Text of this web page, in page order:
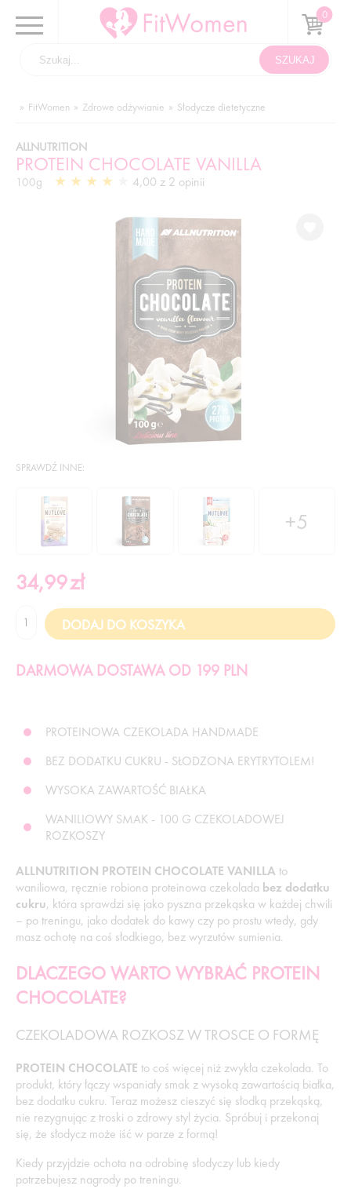
FitWomen Zdrowe odżywianie Słodycze dietetyczne
PROTEIN CHOCOLATE VANILLA
ALLNUTRITION
100g 4,00 z 2 opinii
SPRAWDŹ INNE:
+5
34,99zł
DARMOWA DOSTAWA OD 199 PLN
PROTEINOWA CZEKOLADA HANDMADE
BEZ DODATKU CUKRU - SŁODZONA ERYTRYTOLEM!
WYSOKA ZAWARTOŚĆ BIAŁKA
WANILIOWY SMAK - 100 G CZEKOLADOWEJ
ROZKOSZY
ALLNUTRITION PROTEIN CHOCOLATE VANILLAto
waniliowa, ręcznie robiona proteinowa czekolada bez dodatku
cukru, która sprawdzi się jako pyszna przekąska w każdej chwili
– po treningu, jako dodatek do kawy czy po prostu wtedy, gdy
masz ochotę na coś słodkiego, bez wyrzutów sumienia.
DLACZEGO WARTO WYBRAĆ PROTEIN
CHOCOLATE?
CZEKOLADOWA ROZKOSZ W TROSCE O FORMĘ
PROTEIN CHOCOLATE to coś więcej niż zwykła czekolada. To
produkt, który łączy wspaniały smak z wysoką zawartością białka,
bez dodatku cukru. Teraz możesz cieszyć się słodką przekąską,
nie rezygnując z troski o zdrowy styl życia. Spróbuj i przekonaj
się, że słodycz może iść w parze z formą!
Kiedy przyjdzie ochota na odrobinę słodyczy lub kiedy
potrzebujesz nagrody po treningu.